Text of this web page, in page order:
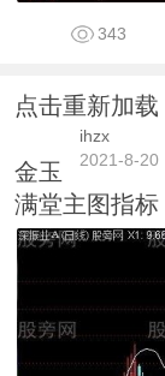
343
点击重新加载
ihzx
2021-8-20
金玉
满堂主图指标